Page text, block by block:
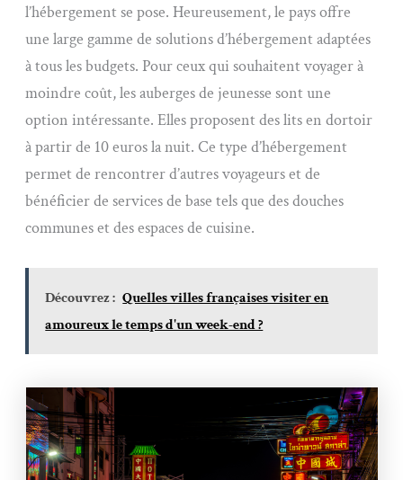
l’hébergement se pose. Heureusement, le pays offre
une large gamme de solutions d’hébergement adaptées
à tous les budgets. Pour ceux qui souhaitent voyager à
moindre coût, les auberges de jeunesse sont une
option intéressante. Elles proposent des lits en dortoir
à partir de 10 euros la nuit. Ce type d’hébergement
permet de rencontrer d’autres voyageurs et de
bénéficier de services de base tels que des douches
communes et des espaces de cuisine.
Découvrez : Quelles villes françaises visiter en
amoureux le temps d'un week-end ?